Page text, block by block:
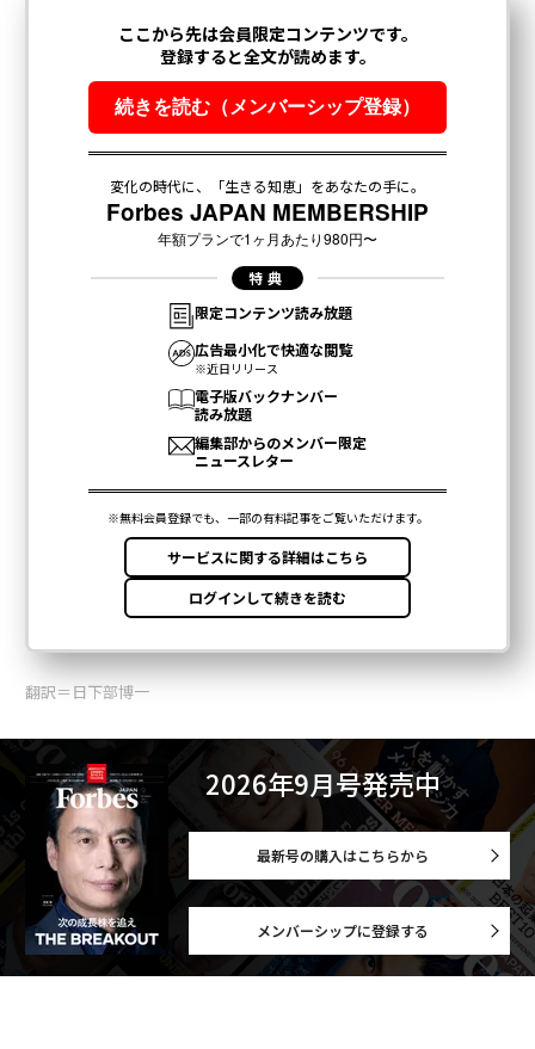
翻訳＝日下部博一
2026年9月号発売中
最新号の購入はこちらから
メンバーシップに登録する